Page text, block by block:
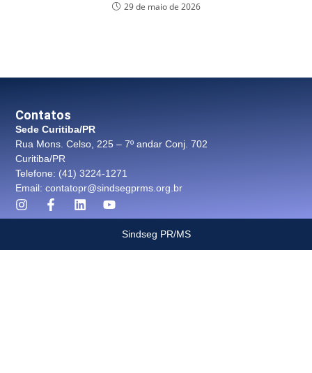
29 de maio de 2026
Contatos
Sede Curitiba/PR
Rua Mons. Celso, 225 – 7º andar Conj. 702
Curitiba/PR
Telefone: (41) 3224-1271
Email: contatopr@sindsegprms.org.br
Sindseg PR/MS